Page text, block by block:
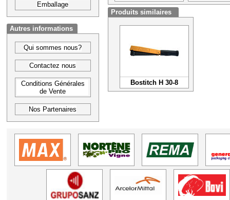
Emballage
Autres informations
Qui sommes nous?
Contactez nous
Conditions Générales
de Vente
Nos Partenaires
Produits similaires
Bostitch H 30-8